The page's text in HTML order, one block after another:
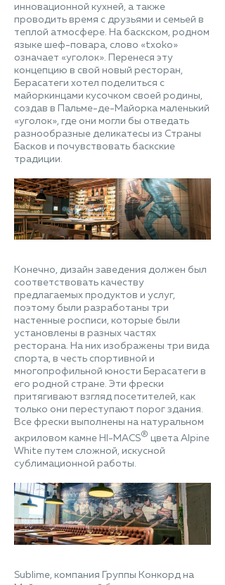
инновационной кухней, а также
проводить время с друзьями и семьей в
теплой атмосфере. На баскском, родном
языке шеф-повара, слово «txoko»
означает «уголок». Перенеся эту
концепцию в свой новый ресторан,
Берасатеги хотел поделиться с
майоркинцами кусочком своей родины,
создав в Пальме-де-Майорка маленький
«уголок», где они могли бы отведать
разнообразные деликатесы из Страны
Басков и почувствовать баскские
традиции.
Конечно, дизайн заведения должен был
соответствовать качеству
предлагаемых продуктов и услуг,
поэтому были разработаны три
настенные росписи, которые были
установлены в разных частях
ресторана. На них изображены три вида
спорта, в честь спортивной и
многопрофильной юности Берасатеги в
его родной стране. Эти фрески
притягивают взгляд посетителей, как
только они переступают порог здания.
Все фрески выполнены на натуральном
акриловом камне HI-MACS® цвета Alpine
White путем сложной, искусной
сублимационной работы.
Sublime, компания Группы Конкорд на